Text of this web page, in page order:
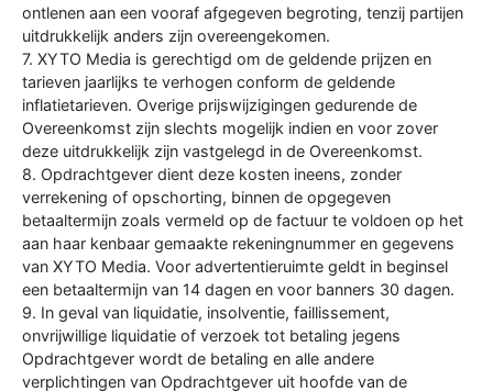
ontlenen aan een vooraf afgegeven begroting, tenzij partijen
uitdrukkelijk anders zijn overeengekomen.
7. XYTO Media is gerechtigd om de geldende prijzen en
tarieven jaarlijks te verhogen conform de geldende
inflatietarieven. Overige prijswijzigingen gedurende de
Overeenkomst zijn slechts mogelijk indien en voor zover
deze uitdrukkelijk zijn vastgelegd in de Overeenkomst.
8. Opdrachtgever dient deze kosten ineens, zonder
verrekening of opschorting, binnen de opgegeven
betaaltermijn zoals vermeld op de factuur te voldoen op het
aan haar kenbaar gemaakte rekeningnummer en gegevens
van XYTO Media. Voor advertentieruimte geldt in beginsel
een betaaltermijn van 14 dagen en voor banners 30 dagen.
9. In geval van liquidatie, insolventie, faillissement,
onvrijwillige liquidatie of verzoek tot betaling jegens
Opdrachtgever wordt de betaling en alle andere
verplichtingen van Opdrachtgever uit hoofde van de